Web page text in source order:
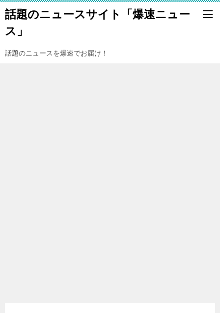
話題のニュースサイト「爆速ニュー
ス」
話題のニュースを爆速でお届け！